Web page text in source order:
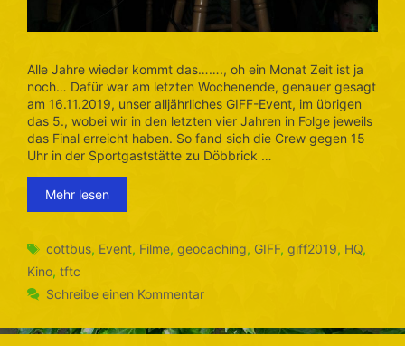
Alle Jahre wieder kommt das……., oh ein Monat Zeit ist ja
noch… Dafür war am letzten Wochenende, genauer gesagt
am 16.11.2019, unser alljährliches GIFF-Event, im übrigen
das 5., wobei wir in den letzten vier Jahren in Folge jeweils
das Final erreicht haben. So fand sich die Crew gegen 15
Uhr in der Sportgaststätte zu Döbbrick …
Mehr lesen
Schlagwörter
cottbus, Event, Filme,geocaching, GIFF,giff2019, HQ,
Kino, tftc
Schreibe einen Kommentar